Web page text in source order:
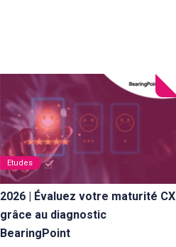
Etudes
2026 | Évaluez votre maturité CX
grâce au diagnostic
BearingPoint